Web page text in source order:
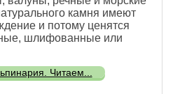
камня имеют
и потому ценятся
шлифованные или
Читаем...